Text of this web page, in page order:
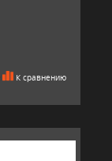
К сравнению